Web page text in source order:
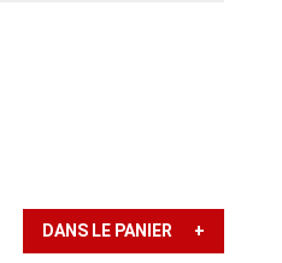
DANS LE PANIER +